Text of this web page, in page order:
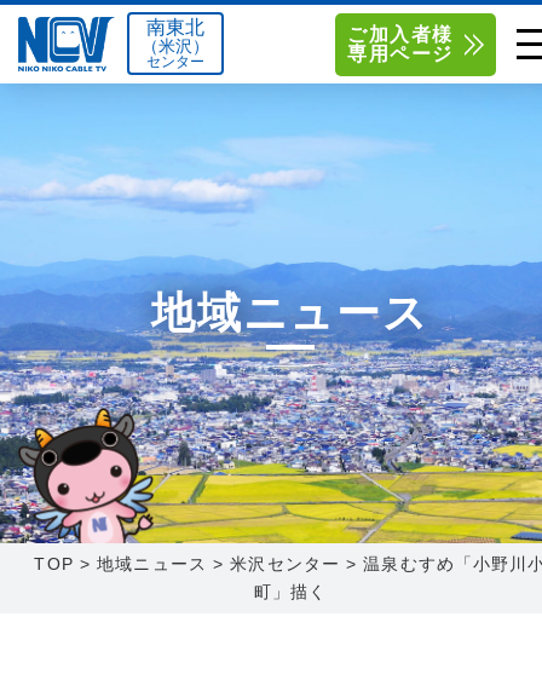
南東北センター（福島）
函館センター 0138-34-2525
新潟センター 025-210-1200
単品料金
お得なセットプラン
料金シミュレーション
サポート
Q&A
センター情報
障害メンテナンス情報
〒992-0044
山形県米沢市春日四丁目2-75
0238-24-2525
営業時間 9:00～18:00
南東北センター(福島)
〒960-8252
福島県福島市御山字一本松17-1-
1
0120-173-577
営業時間 9:15～18:00
南東北
（米沢）
センター
ご加入者様
専用ページ
地域ニュース
TOP >地域ニュース >米沢センター >温泉むすめ「小野川
町」描く